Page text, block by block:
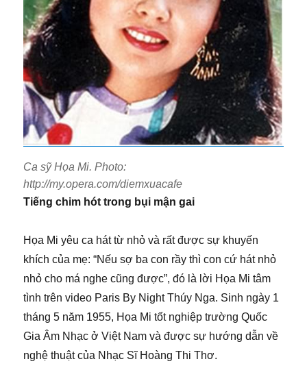
Ca sỹ Họa Mi. Photo:
http://my.opera.com/diemxuacafe
Tiếng chim hót trong bụi mận gai
Họa Mi yêu ca hát từ nhỏ và rất được sự khuyến
khích của mẹ: “Nếu sợ ba con rầy thì con cứ hát nhỏ
nhỏ cho má nghe cũng được”, đó là lời Họa Mi tâm
tình trên video Paris By Night Thúy Nga. Sinh ngày 1
tháng 5 năm 1955, Họa Mi tốt nghiệp trường Quốc
Gia Âm Nhạc ở Việt Nam và được sự hướng dẫn về
nghệ thuật của Nhạc Sĩ Hoàng Thi Thơ.